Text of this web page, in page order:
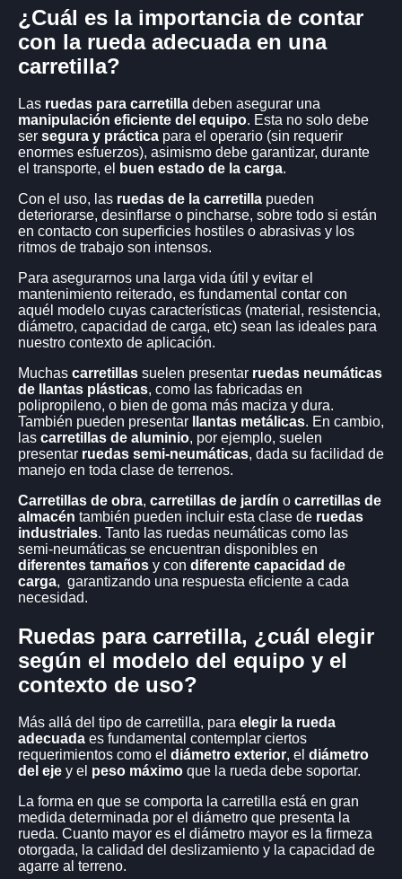
RUEDAS DE ALUMINIO Y POLIURETANO
BANCO DE TRABAJO
BANCOS DE TRABAJO – MESAS DE TRABAJO
SKATE INDUSTRIALES - PATINES DE CARGA
RODILLOS DE HIERRO Y POLIURETANO)
SKATE INDUSTRIALES – PATINES DE CARGA
RODILLOS EN ALTA PERFORMANCE(PARA EQUIPOS
ELECTRICOS)
RUEDAS ESTABILIZADORAS EN ALTA PERFORMANCE
(PARA EQUIPOS ELECTRICOS)
RUEDAS PARA AUTOELEVADORES
RUEDAS PARA CAMA DE PILATES
RUEDAS DE GOMA CORRUGADA(CON RODAMIENTOS)
RUEDAS DE GOMA CORRUGADA
RUEDAS DE GOMA CORRUGADA CON SOPORTE 3/16
RUEDAS DE GOMA CORRUGADA
RUEDAS DE PVC NEGRO(FIJACION 4 TORNILLOS)
RUEDAS PVC NEGRO
TORNILLOS)
RUEDAS DOBLES
RUEDAS DOBLES PP NEGRO CON SOPORTE PGR
(FIJACION 1 SOLO TORNILLO)
RUEDAS DOBLES
RUEDAS DE ALUMINIO
RUEDAS DE ALUMINIO CON SOPORTE ESTAMPADO
RUEDAS PARA CARRETILLAS Y HORMIGONERAS
ZORRAS HIDRAULICAS
ZORRAS HIDRAULICAS
ZORRAS HIDRAULICAS (BAJO PERFIL)
ZORRAS HIDRAULICAS
ZORRAS PANTOGRAFICAS
¿Cuál es la importancia de contar
con la rueda adecuada en una
carretilla?
Las ruedas para carretilla deben asegurar una
manipulación eficiente del equipo. Esta no solo debe
ser segura y práctica para el operario (sin requerir
enormes esfuerzos), asimismo debe garantizar, durante
el transporte, el
buen estado de la carga.
Con el uso, las ruedas de la carretilla pueden
deteriorarse, desinflarse o pincharse, sobre todo si están
en contacto con superficies hostiles o abrasivas y los
ritmos de trabajo son intensos.
Para asegurarnos una larga vida útil y evitar el
mantenimiento reiterado, es fundamental contar con
aquél modelo cuyas características (material, resistencia,
diámetro, capacidad de carga, etc) sean las ideales para
nuestro contexto de aplicación.
Muchas carretillas suelen presentar ruedas neumáticas
de llantas plásticas, como las fabricadas en
polipropileno, o bien de goma más maciza y dura.
También pueden presentar
llantas metálicas. En cambio,
las carretillas de aluminio, por ejemplo, suelen
presentar ruedas semi-neumáticas, dada su facilidad de
manejo en toda clase de terrenos.
Carretillas de obra, carretillas de jardín o carretillas de
almacén también pueden incluir esta clase de ruedas
industriales. Tanto las ruedas neumáticas como las
semi-neumáticas se encuentran disponibles en
diferentes tamaños y con diferente capacidad de
carga, garantizando una respuesta eficiente a cada
necesidad.
Ruedas para carretilla, ¿cuál elegir
según el modelo del equipo y el
contexto de uso?
Más allá del tipo de carretilla, para elegir la rueda
adecuada es fundamental contemplar ciertos
requerimientos como el diámetro exterior, el diámetro
del eje y el peso máximo que la rueda debe soportar.
La forma en que se comporta la carretilla está en gran
medida determinada por el diámetro que presenta la
rueda. Cuanto mayor es el diámetro mayor es la firmeza
otorgada, la calidad del deslizamiento y la capacidad de
agarre al terreno.